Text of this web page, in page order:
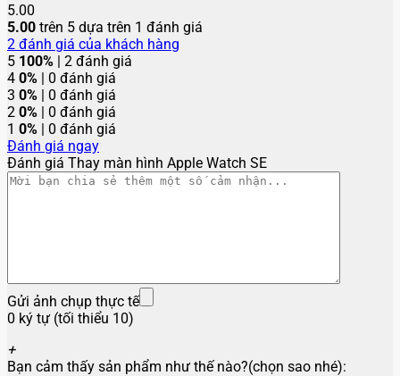
5.00
5.00 trên 5 dựa trên 1 đánh giá
2 đánh giá của khách hàng
5 100% | 2 đánh giá
4 0% | 0 đánh giá
3 0% | 0 đánh giá
2 0% | 0 đánh giá
1 0% | 0 đánh giá
Đánh giá ngay
Đánh giá Thay màn hình Apple Watch SE
Gửi ảnh chụp thực tế
0 ký tự (tối thiểu 10)
+
Bạn cảm thấy sản phẩm như thế nào?(chọn sao nhé):